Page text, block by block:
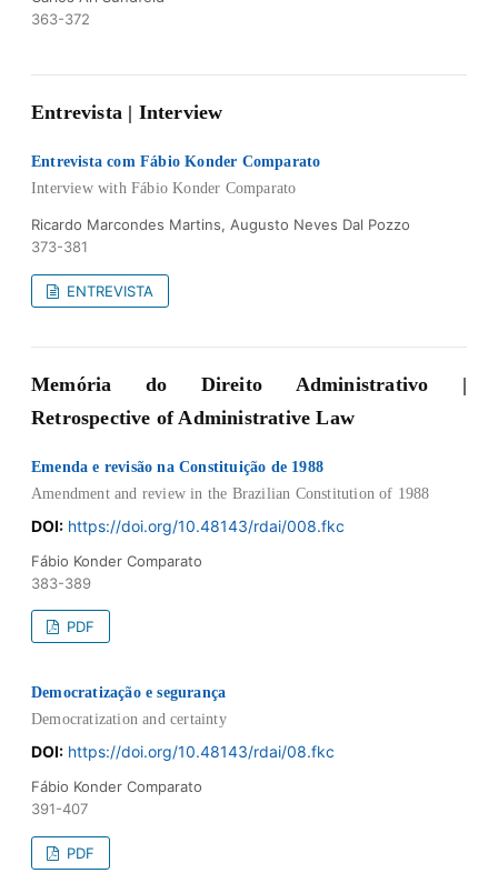
363-372
Entrevista | Interview
Entrevista com Fábio Konder Comparato
Interview with Fábio Konder Comparato
Ricardo Marcondes Martins, Augusto Neves Dal Pozzo
373-381
ENTREVISTA
Memória do Direito Administrativo |
Retrospective of Administrative Law
Emenda e revisão na Constituição de 1988
Amendment and review in the Brazilian Constitution of 1988
DOI: https://doi.org/10.48143/rdai/008.fkc
Fábio Konder Comparato
383-389
PDF
Democratização e segurança
Democratization and certainty
DOI: https://doi.org/10.48143/rdai/08.fkc
Fábio Konder Comparato
391-407
PDF